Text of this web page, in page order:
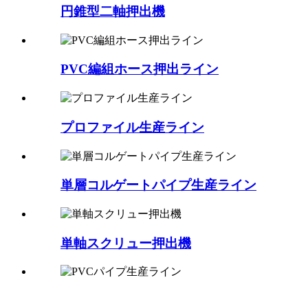
円錐型二軸押出機
PVC編組ホース押出ライン
プロファイル生産ライン
単層コルゲートパイプ生産ライン
単軸スクリュー押出機